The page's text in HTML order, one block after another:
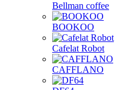
Bellman coffee
BOOKOO
Cafelat Robot
CAFFLANO